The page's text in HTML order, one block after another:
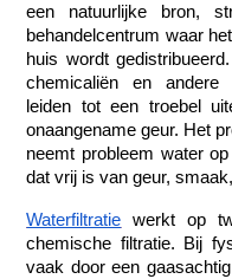
een natuurlijke bron,
behandelcentrum waar
huis wordt
chemicaliën en andere
leiden tot een troebel
onaangename geur. Het
neemt probleem water
dat vrij is van geur,
Waterfiltratie werkt op
chemische filtratie. Bij
vaak door een